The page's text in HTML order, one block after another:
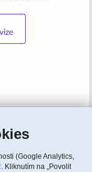
(Google Analytics,
. Kliknutím na „Povolit